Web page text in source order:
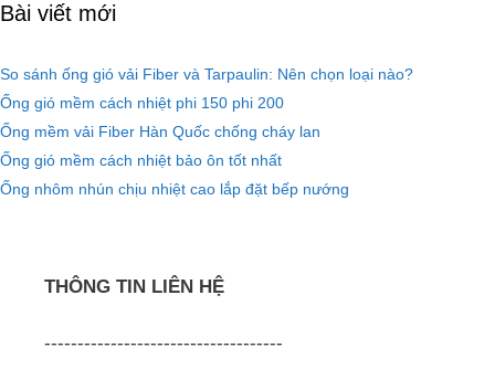
Bài viết mới
So sánh ống gió vải Fiber và Tarpaulin: Nên chọn loại nào?
Ống gió mềm cách nhiệt phi 150 phi 200
Ống mềm vải Fiber Hàn Quốc chống cháy lan
Ống gió mềm cách nhiệt bảo ôn tốt nhất
Ống nhôm nhún chịu nhiệt cao lắp đặt bếp nướng
THÔNG TIN LIÊN HỆ
------------------------------------